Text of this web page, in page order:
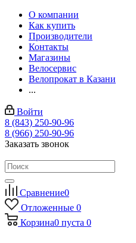
О компании
Как купить
Производители
Контакты
Магазины
Велосервис
Велопрокат в Казани
...
Войти
8 (843) 250-90-96
8 (966) 250-90-96
Заказать звонок
Сравнение0
Отложенные 0
Корзина0 пуста 0